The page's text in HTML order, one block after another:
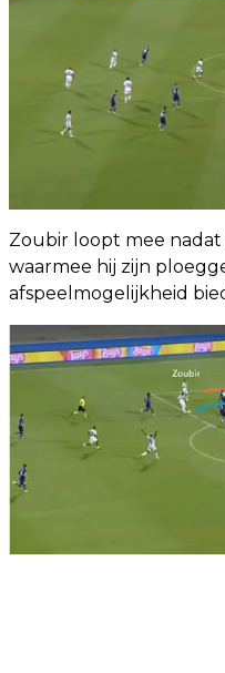
Zoubir loopt mee nadat
waarmee hij zijn
afspeelmogelijkheid